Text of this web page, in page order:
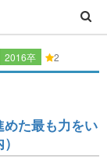
2016卒 2
た最も力をい